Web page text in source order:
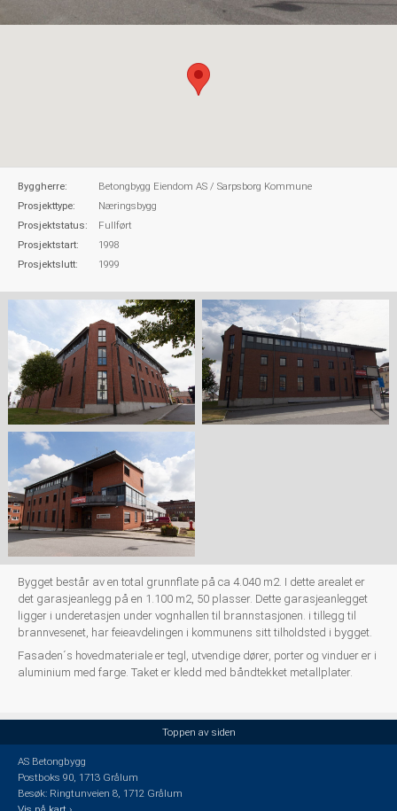
Byggherre:
Betongbygg Eiendom AS / Sarpsborg Kommune
Prosjekttype:
Næringsbygg
Prosjektstatus:
Fullført
Prosjektstart:
1998
Prosjektslutt:
1999
Bygget består av en total grunnflate på ca 4.040 m2. I dette arealet er
det garasjeanlegg på en 1.100 m2, 50 plasser. Dette garasjeanlegget
ligger i underetasjen under vognhallen til brannstasjonen. i tillegg til
brannvesenet, har feieavdelingen i kommunens sitt tilholdsted i bygget.
Fasaden´s hovedmateriale er tegl, utvendige dører, porter og vinduer er i
aluminium med farge. Taket er kledd med båndtekket metallplater.
Toppen av siden
AS Betongbygg
Postboks 90, 1713 Grålum
Besøk: Ringtunveien 8, 1712 Grålum